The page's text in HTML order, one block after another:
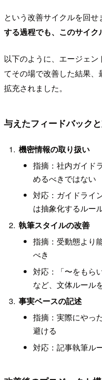
という改善サイクルを回せ
する過程でも、このサイク
以下のように、エージェン
てその場で改善した結果
拡充されました。
与えたフィードバック
機密情報の取り扱い
指摘：社内ガイド
めるべきではない
対応：ガイドライ
は抽象化するルー
執筆スタイルの改善
指摘：受動態より
べき
対応：「〜をもら
など、文体ルール
事実ベースの記述
指摘：実際にやっ
避ける
対応：記事執筆ル